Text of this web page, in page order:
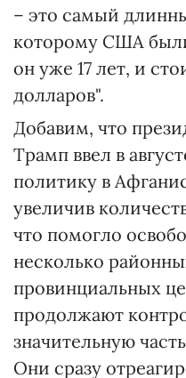
– это самый
которому США
он уже 17 лет, и
долларов".
Добавим, что
Трамп ввел в
политику в
увеличив
что помогло
несколько
провинциальных
продолжают
значительную
Они сразу